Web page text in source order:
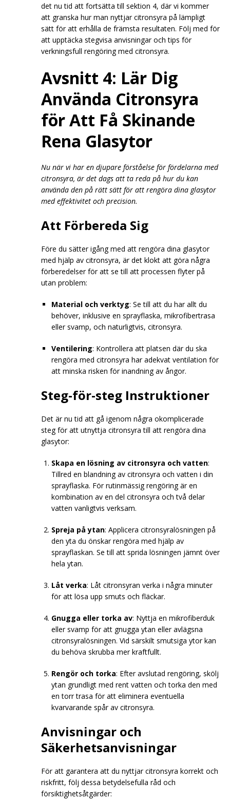
det nu tid att fortsätta till sektion 4, där vi kommer
att granska hur man nyttjar citronsyra på lämpligt
sätt för att erhålla de främsta resultaten. Följ med för
att upptäcka stegvisa anvisningar och tips för
verkningsfull rengöring med citronsyra.
Avsnitt 4: Lär Dig
Använda Citronsyra
för Att Få Skinande
Rena Glasytor
Nu när vi har en djupare förståelse för fördelarna med
citronsyra, är det dags att ta reda på hur du kan
använda den på rätt sätt för att rengöra dina glasytor
med effektivitet och precision.
Att Förbereda Sig
Före du sätter igång med att rengöra dina glasytor
med hjälp av citronsyra, är det klokt att göra några
förberedelser för att se till att processen flyter på
utan problem:
Material och verktyg: Se till att du har allt du
behöver, inklusive en sprayflaska, mikrofibertrasa
eller svamp, och naturligtvis, citronsyra.
Ventilering: Kontrollera att platsen där du ska
rengöra med citronsyra har adekvat ventilation för
att minska risken för inandning av ångor.
Steg-för-steg Instruktioner
Det är nu tid att gå igenom några okomplicerade
steg för att utnyttja citronsyra till att rengöra dina
glasytor:
Skapa en lösning av citronsyra och vatten:
Tillred en blandning av citronsyra och vatten i din
sprayflaska. För rutinmässig rengöring är en
kombination av en del citronsyra och två delar
vatten vanligtvis verksam.
Spreja på ytan: Applicera citronsyralösningen på
den yta du önskar rengöra med hjälp av
sprayflaskan. Se till att sprida lösningen jämnt över
hela ytan.
Låt verka: Låt citronsyran verka i några minuter
för att lösa upp smuts och fläckar.
Gnugga eller torka av: Nyttja en mikrofiberduk
eller svamp för att gnugga ytan eller avlägsna
citronsyralösningen. Vid särskilt smutsiga ytor kan
du behöva skrubba mer kraftfullt.
Rengör och torka: Efter avslutad rengöring, skölj
ytan grundligt med rent vatten och torka den med
en torr trasa för att eliminera eventuella
kvarvarande spår av citronsyra.
Anvisningar och
Säkerhetsanvisningar
För att garantera att du nyttjar citronsyra korrekt och
riskfritt, följ dessa betydelsefulla råd och
försiktighetsåtgärder: